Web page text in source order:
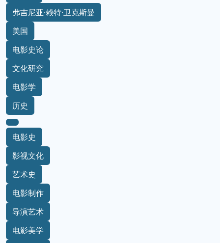
弗吉尼亚·赖特·卫克斯曼
美国
电影史论
文化研究
电影学
历史
电影史
影视文化
艺术史
电影制作
导演艺术
电影美学